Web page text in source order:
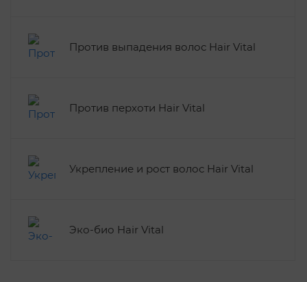
Против выпадения волос Hair Vital
Против перхоти Hair Vital
Укрепление и рост волос Hair Vital
Эко-био Hair Vital